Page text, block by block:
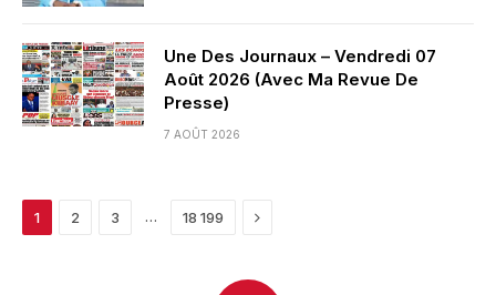
Une Des Journaux – Vendredi 07
Août 2026 (Avec Ma Revue De
Presse)
7 AOÛT 2026
1 2 3 … 18 199 Next